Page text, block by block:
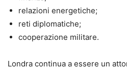
relazioni energetiche;
reti diplomatiche;
cooperazione militare.
Londra continua a essere un